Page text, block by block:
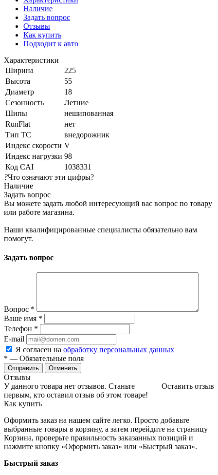
Наличие
Задать вопрос
Отзывы
Как купить
Подходит к авто
Характеристики
Ширина
225
Высота
55
Диаметр
18
Сезонность
Летние
Шипы
нешипованная
RunFlat
нет
Тип ТС
внедорожник
Индекс скорости V
Индекс нагрузки 98
Код CAI
1038331
?Что означают эти цифры?
Наличие
Задать вопрос
Вы можете задать любой интересующий вас вопрос по товару
или работе магазина.
Наши квалифицированные специалисты обязательно вам
помогут.
Задать вопрос
Вопрос *
Ваше имя *
Телефон *
E-mail
Я согласен на обработку персональных данных
* — Обязательные поля
Отменить
Отзывы
Оставить отзыв
У данного товара нет отзывов. Станьте
первым, кто оставил отзыв об этом товаре!
Как купить
Оформить заказ на нашем сайте легко. Просто добавьте
выбранные товары в корзину, а затем перейдите на страницу
Корзина, проверьте правильность заказанных позиций и
нажмите кнопку «Оформить заказ» или «Быстрый заказ».
Быстрый заказ